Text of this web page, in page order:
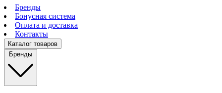
Бренды
Бонусная система
Оплата и доставка
Контакты
Каталог товаров
Бренды